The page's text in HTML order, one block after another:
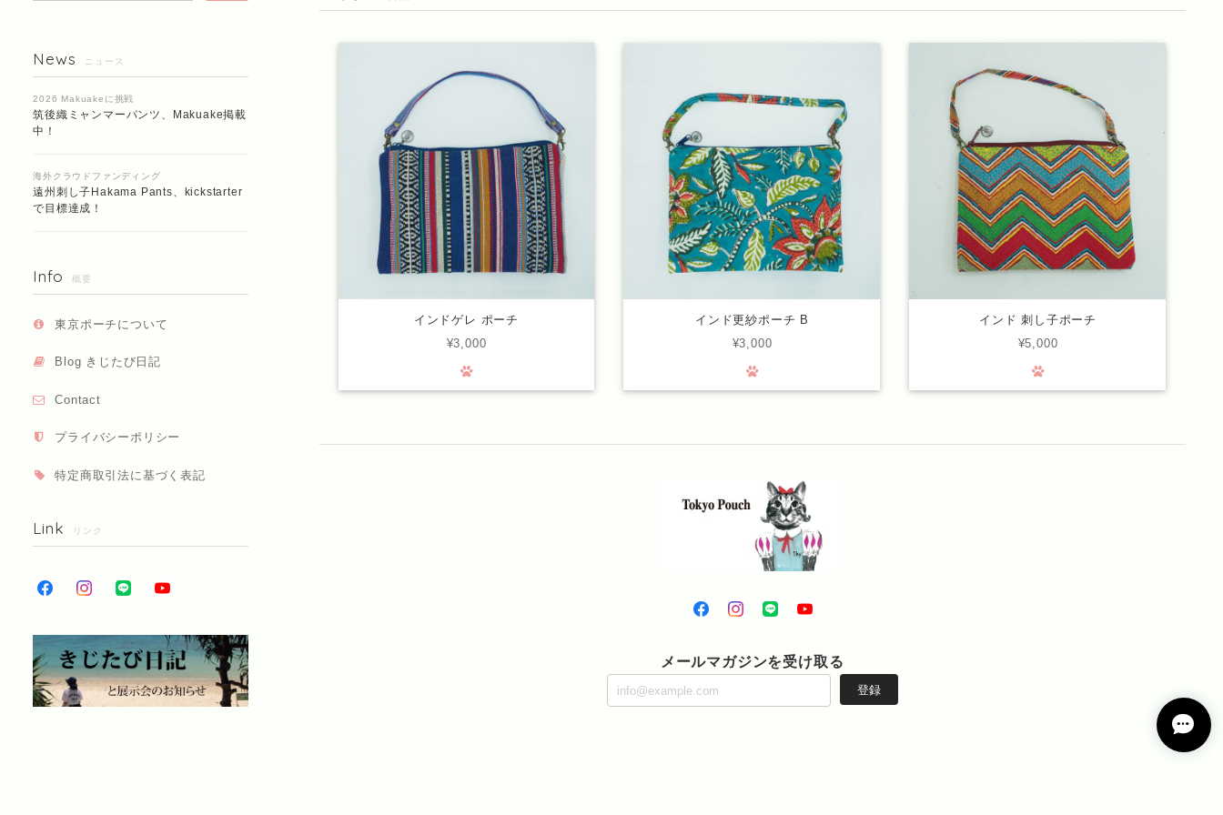
News ニュース
2026 Makuakeに挑戦
筑後織ミャンマーパンツ、Makuake掲載
中！
海外クラウドファンディング
遠州刺し子Hakama Pants、kickstarter
で目標達成！
Info 概要
東京ポーチについて
Blog きじたび日記
Contact
プライバシーポリシー
特定商取引法に基づく表記
Link リンク
インドゲレ ポーチ
¥3,000
インド更紗ポーチ B
¥3,000
インド 刺し子ポーチ
¥5,000
メールマガジンを受け取る
登録